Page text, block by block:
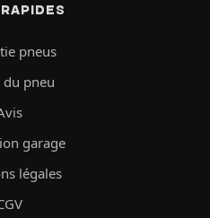
pneus
du pneu
garage
légales